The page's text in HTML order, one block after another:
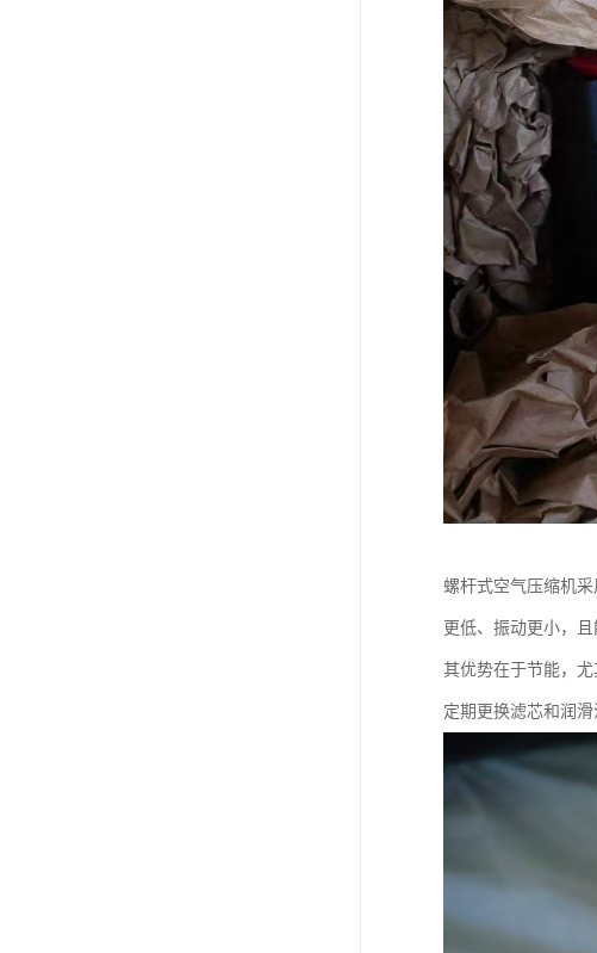
螺杆式空气压缩机
更低、振动更小，
其优势在于节能，
定期更换滤芯和润